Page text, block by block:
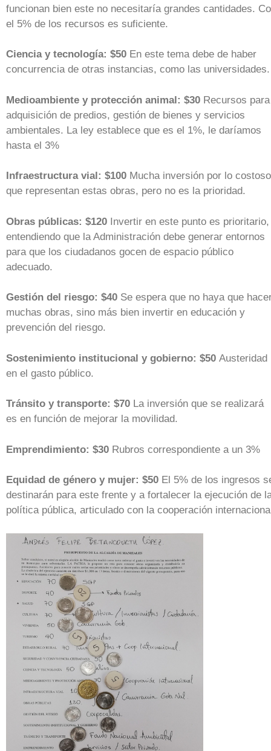
funcionan bien este no necesitaría grandes cantidades.
el 5% de los recursos es suficiente.
Ciencia y tecnología: $50 En este tema debe de haber
concurrencia de otras instancias, como las universidades.
Medioambiente y protección animal: $30 Recursos para
adquisición de predios, gestión de bienes y servicios
ambientales. La ley establece que es el 1%, le daríamos
hasta el 3%
Infraestructura vial: $100 Mucha inversión por lo costoso
que representan estas obras, pero no es la prioridad.
Obras públicas: $120 Invertir en este punto es prioritario,
entendiendo que la Administración debe generar entornos
para que los ciudadanos gocen de espacio público
adecuado.
Gestión del riesgo: $40 Se espera que no haya que
muchas obras, sino más bien invertir en educación y
prevención del riesgo.
Sostenimiento institucional y gobierno: $50 Austeridad
en el gasto público.
Tránsito y transporte: $70 La inversión que se realizará
es en función de mejorar la movilidad.
Emprendimiento: $30 Rubros correspondiente a un 3%
Equidad de género y mujer: $50 El 5% de los ingresos
destinarán para este frente y a fortalecer la ejecución de
política pública, articulado con la cooperación